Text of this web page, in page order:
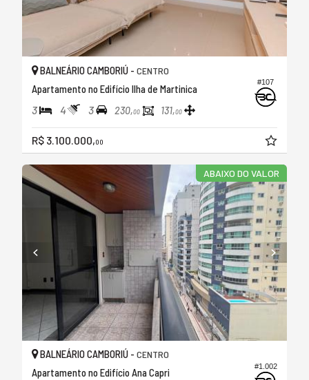
#107
BALNEÁRIO CAMBORIÚ - CENTRO
Apartamento no Edifício Ilha de Martinica
3 4 3 230,00 131,00
R$ 3.100.000,00
ABAIXO DO VALOR
#1.002
BALNEÁRIO CAMBORIÚ - CENTRO
Apartamento no Edifício Ana Capri